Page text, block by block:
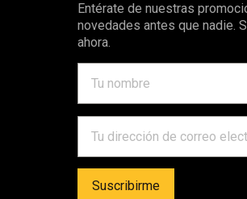
Entérate de nuestras
novedades antes que nadie.
ahora.